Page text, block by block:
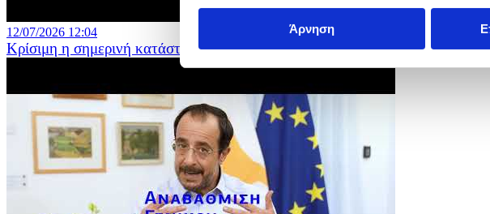
Άρνηση
12/07/2026 12:04
Κρίσιμη η σημερινή κατάσταση στη Δημόσια Εκπαίδευση δήλωσε η